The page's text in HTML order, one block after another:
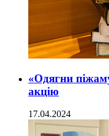
«Одягни
акцію
17.04.2024